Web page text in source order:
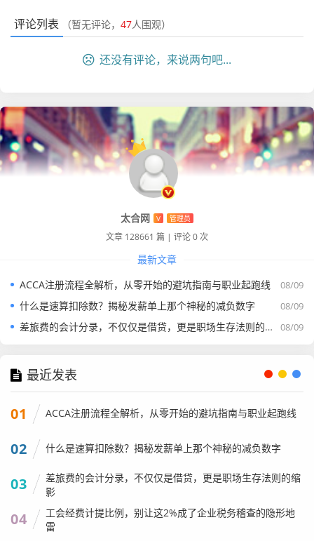
金石，在金税四期上线后，社保、个税、企业所得税的比对
未来税务稽查的重要参照物，与其在年检时撒谎提心吊胆,不
从“纸质”到“指尖”，效率提升背后的隐忧
那时候没有现在的“一网通办”，我们要抱着厚厚的审计报
告、资产负债表、利润表，跑到工商局的办事大厅，大厅里
永远挤满了人，空气里弥漫着汗味和焦虑的味道，如果资料
排队。
我有一次帮一家老国企做年检，因为涉及到股权变更，材料
堆起来有半尺高，为了排队，我早上六点就去了工商局门
口，结果前面已经排了十几个人，那天风特别大，我抱着文
件夹，感觉像抱着自己的命，好不容易轮到我们，窗口办事
评论列表 （暂无评论， 47人围观）
还没有评论，来说两句吧...
太合网 V 管理员
文章 128661 篇 | 评论 0 次
最新文章
08/09
ACCA注册流程全解析，从零开始的避坑指南与职业起跑线
08/09
什么是速算扣除数？揭秘发薪单上那个神秘的减负数字
08/09
差旅费的会计分录，不仅仅是借贷，更是职场生存法则的缩影
最近发表
01 ACCA注册流程全解析，从零开始的避坑指南与职业起跑线
02 什么是速算扣除数？揭秘发薪单上那个神秘的减负数字
03
差旅费的会计分录，不仅仅是借贷，更是职场生存法则的缩
影
04
工会经费计提比例，别让这2%成了企业税务稽查的隐形地
雷